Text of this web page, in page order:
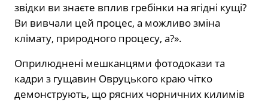
звідки ви знаєте вплив гребінки на ягідні кущі?
Ви вивчали цей процес, а можливо зміна
клімату, природного процесу, а?».
Оприлюднені мешканцями фотодокази та
кадри з гущавин Овруцького краю чітко
демонструють, що рясних чорничних килимів